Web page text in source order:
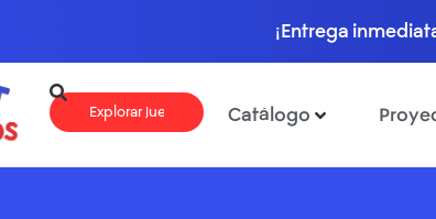
¡Entrega
Catálogo